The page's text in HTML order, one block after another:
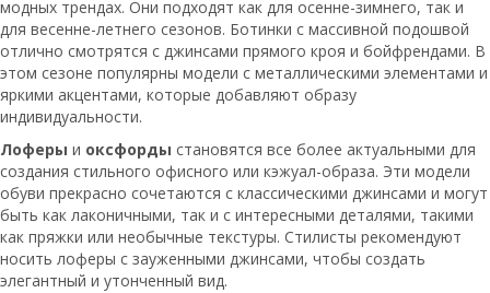
модных трендах. Они подходят как для осенне-зимнего, так и
для весенне-летнего сезонов. Ботинки с массивной подошвой
отлично смотрятся с джинсами прямого кроя и бойфрендами. В
этом сезоне популярны модели с металлическими элементами и
яркими акцентами, которые добавляют образу
индивидуальности.
Лоферы и оксфорды становятся все более актуальными для
создания стильного офисного или кэжуал-образа. Эти модели
обуви прекрасно сочетаются с классическими джинсами и могут
быть как лаконичными, так и с интересными деталями, такими
как пряжки или необычные текстуры. Стилисты рекомендуют
носить лоферы с зауженными джинсами, чтобы создать
элегантный и утонченный вид.